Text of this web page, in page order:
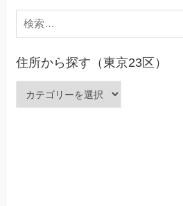
検
索:
住所から探す（東京23区）